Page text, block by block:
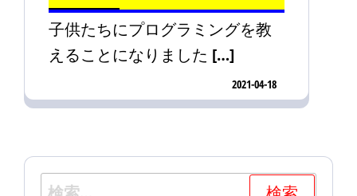
子供たちにプログラミングを教
えることになりました […]
2021-04-18
検